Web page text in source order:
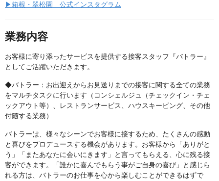
▶箱根・翠松園 公式インスタグラム
業務内容
お客様に寄り添ったサービスを提供する接客スタッフ『バトラー』
としてご活躍いただきます。
◆バトラー：お出迎えからお見送りまでの接客に関する全ての業務
をマルチタスクに行います（コンシェルジュ（チェックイン・チェ
ックアウト等）、レストランサービス、ハウスキーピング、その他
付随する業務）
バトラーは、様々なシーンでお客様に接するため、たくさんの感動
と喜びをプロデュースする機会があります。お客様から「ありがと
う」「またあなたに会いにきます」と言ってもらえる、心に残る接
客ができます。「誰かに喜んでもらう事がご自身の喜び」と感じら
れる方は、バトラーのお仕事を心から楽しむことができるはずで